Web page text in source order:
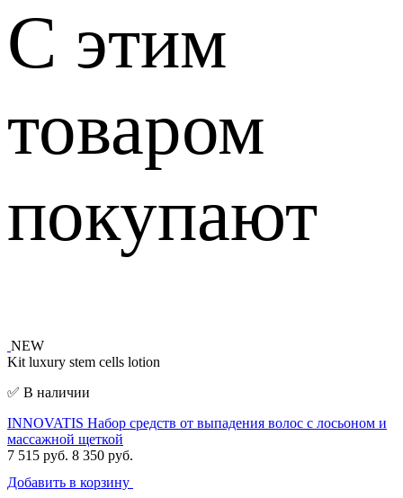
С этим
товаром
покупают
NEW
Kit luxury stem cells lotion
✅ В наличии
INNOVATIS Набор средств от выпадения волос с лосьоном и
массажной щеткой
7 515 руб. 8 350 руб.
Добавить в корзину